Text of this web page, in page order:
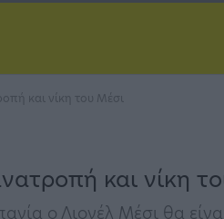
και νίκη του Μέσι
και νίκη
ο Λιονέλ Μέσι θα